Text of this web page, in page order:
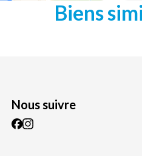
Biens
Nous suivre